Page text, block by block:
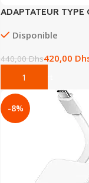
ADAPTATEUR TYPE
Disponible
440,00Dhs420,00
Add To Cart
-8%